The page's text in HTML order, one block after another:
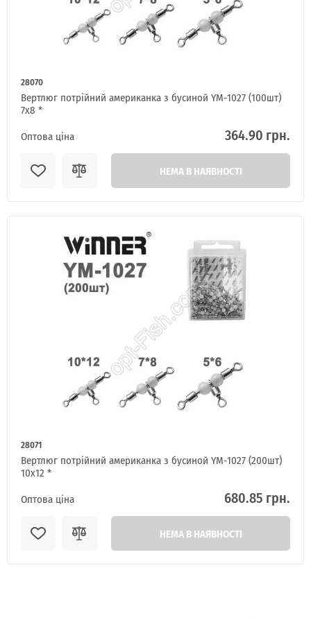
28070
Вертлюг потрійний американка з бусиной YM-1027 (100шт)
7x8 *
Оптова ціна
364.90 грн.
НЕМА В НАЯВНОСТІ
28071
Вертлюг потрійний американка з бусиной YM-1027 (200шт)
10x12 *
Оптова ціна
680.85 грн.
НЕМА В НАЯВНОСТІ